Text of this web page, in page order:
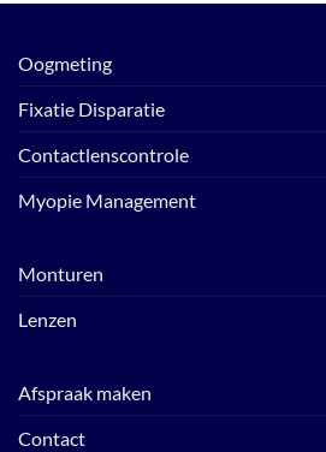
Oogmeting
Fixatie Disparatie
Contactlenscontrole
Myopie Management
Monturen
Lenzen
Afspraak maken
Contact